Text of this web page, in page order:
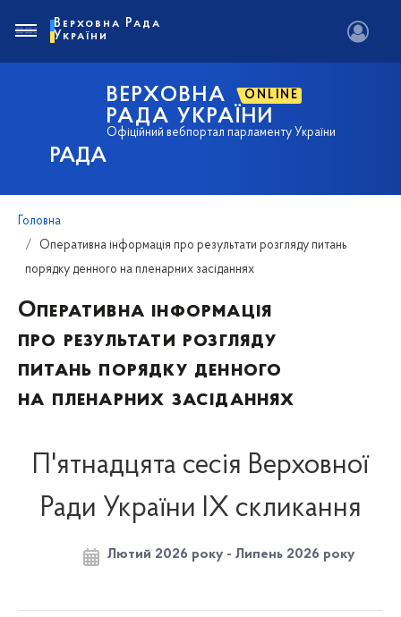
РАДА
ВЕРХОВНА ONLINE
РАДА УКРАЇНИ
Офіційний вебпортал парламенту України
Верховна Рада
України
Головна
Оперативна інформація про результати розгляду питань
порядку денного на пленарних засіданнях
Оперативна інформація
про результати розгляду
питань порядку денного
на пленарних засіданнях
П'ятнадцята сесія Верховної
Ради України IX скликання
Лютий 2026 року - Липень 2026 року